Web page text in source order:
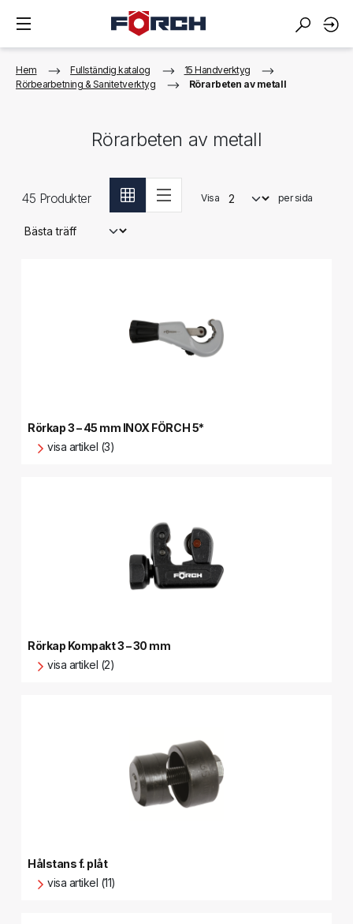
Hem Fullständig katalog
15 Handverktyg
Rörbearbetning & Sanitetverktyg
Rörarbeten av metall
Rörarbeten av metall
45 Produkter Visa per sida
Rörkap 3 – 45 mm INOX FÖRCH 5*
visa artikel (3)
Rörkap Kompakt 3 – 30 mm
visa artikel (2)
Hålstans f. plåt
visa artikel (11)